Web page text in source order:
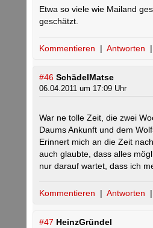
Etwa so viele wie Mailand
geschätzt.
Kommentieren | Antworten |
#46 SchädelMatse
06.04.2011 um 17:09 Uhr
War ne tolle Zeit, die zwei
Daums Ankunft und dem
Erinnert mich an die Zeit
auch glaubte, dass alles
nur darauf wartet, dass ich
Kommentieren | Antworten |
#47 HeinzGründel